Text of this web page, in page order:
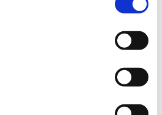
2025 – Menschen
Adipositas,